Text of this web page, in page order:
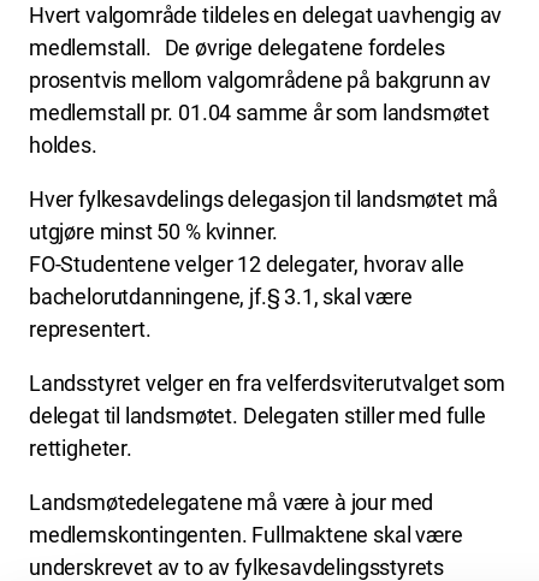
Hvert valgområde tildeles en delegat uavhengig av
medlemstall. De øvrige delegatene fordeles
prosentvis mellom valgområdene på bakgrunn av
medlemstall pr. 01.04 samme år som landsmøtet
holdes.
Hver fylkesavdelings delegasjon til landsmøtet må
utgjøre minst 50 % kvinner.
FO-Studentene velger 12 delegater, hvorav alle
bachelorutdanningene, jf.§ 3.1, skal være
representert.
Landsstyret velger en fra velferdsviterutvalget som
delegat til landsmøtet. Delegaten stiller med fulle
rettigheter.
Landsmøtedelegatene må være à jour med
medlemskontingenten. Fullmaktene skal være
underskrevet av to av fylkesavdelingsstyrets